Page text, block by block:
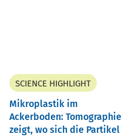
SCIENCE HIGHLIGHT
Mikroplastik im
Ackerboden: Tomographie
zeigt, wo sich die Partikel